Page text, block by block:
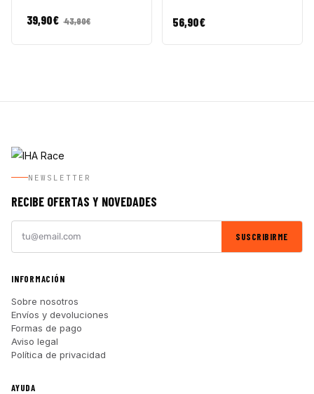
39,90€ 43,90€ 56,90€
NEWSLETTER
RECIBE OFERTAS Y NOVEDADES
SUSCRIBIRME
INFORMACIÓN
Sobre nosotros
Envíos y devoluciones
Formas de pago
Aviso legal
Política de privacidad
AYUDA